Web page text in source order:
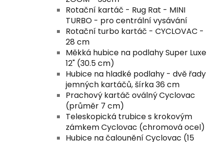
Rotační kartáč - Rug Rat - MINI
TURBO - pro centrální vysávání
Rotační turbo kartáč - CYCLOVAC -
28 cm
Měkká hubice na podlahy Super Luxe
12" (30.5 cm)
Hubice na hladké podlahy - dvě řady
jemných kartáčů, šírka 36 cm
Prachový kartáč oválný Cyclovac
(průměr 7 cm)
Teleskopická trubice s krokovým
zámkem Cyclovac (chromová ocel)
Hubice na čalounění Cyclovac (15